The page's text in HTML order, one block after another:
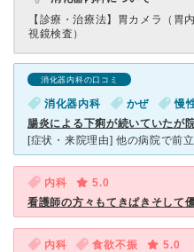
【診療・治療法】 胃カメラ（胃
視鏡検査）
消化器内科の口コミ
消化器内科 かぜ 慢
腸炎による下痢が続いていたが
内科
5.0
看護師の方々もてきぱきそして
内科 食欲不振
5.0